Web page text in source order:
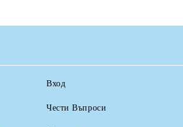
Вход
Чести Въпроси